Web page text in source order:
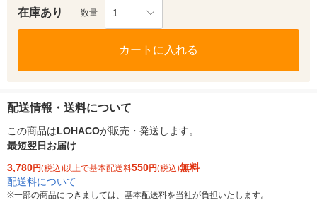
在庫あり 数量 1
カートに入れる
配送情報・送料について
この商品はLOHACOが販売・発送します。
最短翌日お届け
3,780円(税込)以上で基本配送料550円(税込)無料
配送料について
※一部の商品につきましては、基本配送料を当社が負担いたします。